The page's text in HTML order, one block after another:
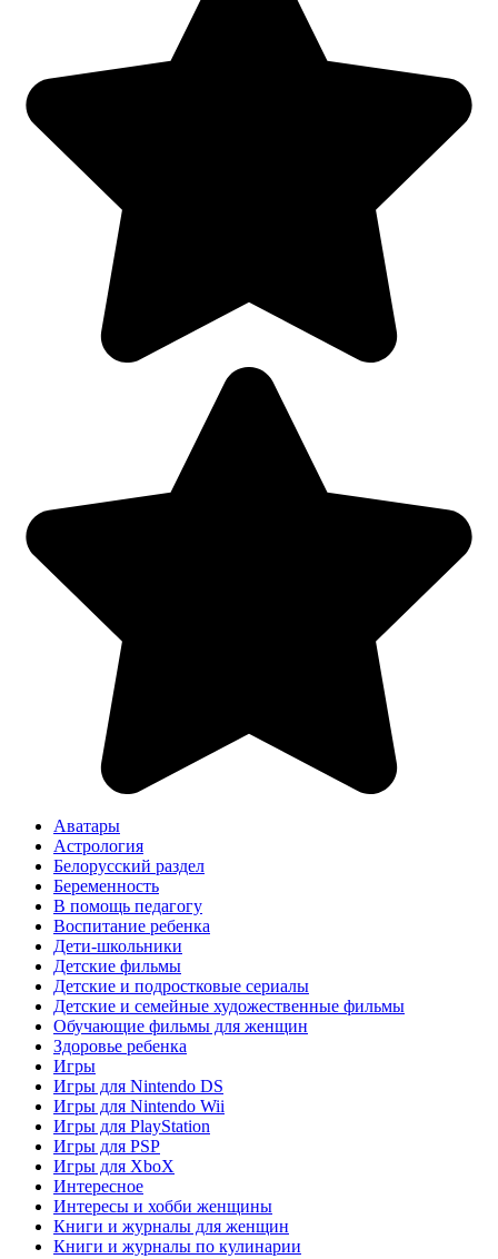
Аватары
Астрология
Белорусский раздел
Беременность
В помощь педагогу
Воспитание ребенка
Дети-школьники
Детские фильмы
Детские и подростковые сериалы
Детские и семейные художественные фильмы
Обучающие фильмы для женщин
Здоровье ребенка
Игры
Игры для Nintendo DS
Игры для Nintendo Wii
Игры для PlayStation
Игры для PSP
Игры для XboX
Интересное
Интересы и хобби женщины
Книги и журналы для женщин
Книги и журналы по кулинарии